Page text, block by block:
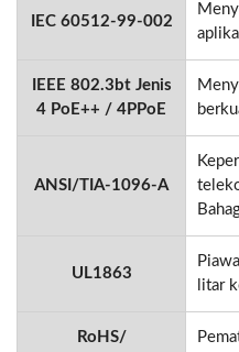
IEC 60512-99-002
IEEE 802.3bt Jenis
4 PoE++ / 4PPoE
ANSI/TIA-1096-A
UL1863
litar
RoHS/